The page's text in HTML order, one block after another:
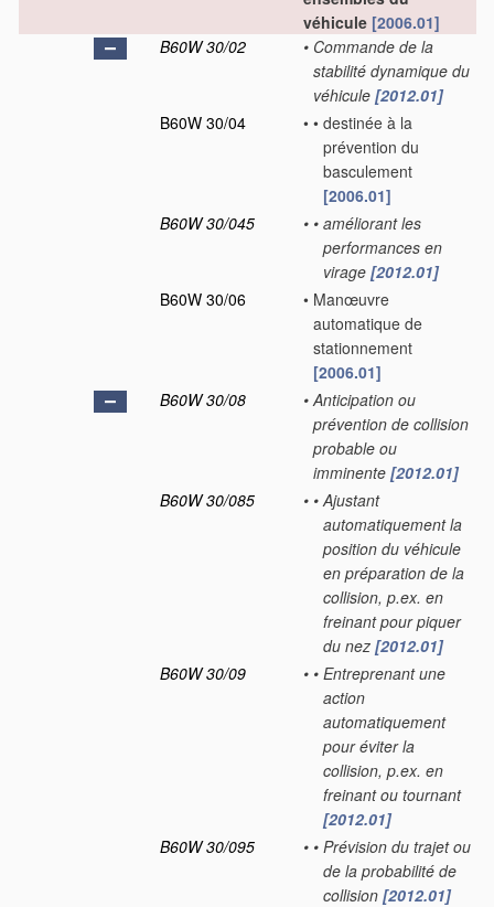
véhicule [2006.01]
B60W 30/02
• Commande de la
stabilité dynamique du
véhicule [2012.01]
B60W 30/04
• • destinée à la
prévention du
basculement
[2006.01]
B60W 30/045
• • améliorant les
performances en
virage [2012.01]
B60W 30/06
• Manœuvre
automatique de
stationnement
[2006.01]
B60W 30/08
• Anticipation ou
prévention de collision
probable ou
imminente [2012.01]
B60W 30/085
• • Ajustant
automatiquement la
position du véhicule
en préparation de la
collision, p.ex. en
freinant pour piquer
du nez [2012.01]
B60W 30/09
• • Entreprenant une
action
automatiquement
pour éviter la
collision, p.ex. en
freinant ou tournant
[2012.01]
B60W 30/095
• • Prévision du trajet ou
de la probabilité de
collision [2012.01]